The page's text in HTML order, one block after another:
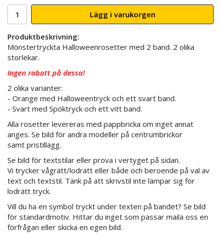
Lägg i varukorgen
Produktbeskrivning:
Mönstertryckta Halloweenrosetter med 2 band. 2 olika
storlekar.
Ingen rabatt på dessa!
2 olika varianter:
- Orange med Halloweentryck och ett svart band.
- Svart med Spöktryck och ett vitt band.
Alla rosetter levereras med pappbricka om inget annat
anges. Se bild för andra modeller på centrumbrickor
samt pristillägg.
Se bild för textstilar eller prova i vertyget på sidan.
Vi trycker vågrätt/lodrätt eller både och beroende på val av
text och textstil. Tänk på att skrivstil inte lämpar sig för
lodrätt tryck.
Vill du ha en symbol tryckt under texten på bandet? Se bild
för standardmotiv. Hittar du inget som passar maila oss en
förfrågan eller skicka en egen bild.